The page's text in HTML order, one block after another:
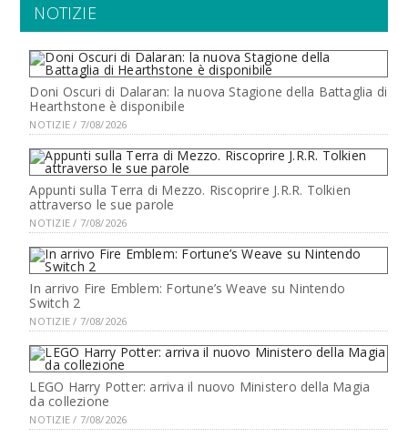
NOTIZIE
Doni Oscuri di Dalaran: la nuova Stagione della Battaglia di
Hearthstone è disponibile
NOTIZIE / 7/08/2026
Appunti sulla Terra di Mezzo. Riscoprire J.R.R. Tolkien
attraverso le sue parole
NOTIZIE / 7/08/2026
In arrivo Fire Emblem: Fortune’s Weave su Nintendo
Switch 2
NOTIZIE / 7/08/2026
LEGO Harry Potter: arriva il nuovo Ministero della Magia
da collezione
NOTIZIE / 7/08/2026